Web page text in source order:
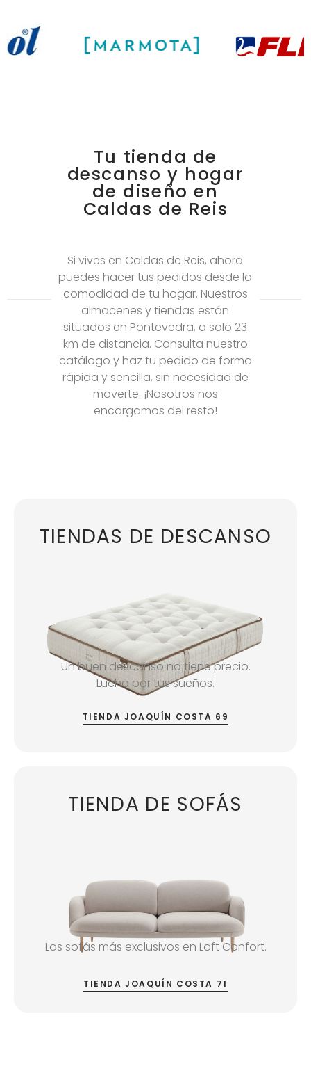
Tu tienda de
descanso y hogar
de diseño en
Caldas de Reis
Si vives en Caldas de Reis, ahora
puedes hacer tus pedidos desde la
comodidad de tu hogar. Nuestros
almacenes y tiendas están
situados en Pontevedra, a solo 23
km de distancia. Consulta nuestro
catálogo y haz tu pedido de forma
rápida y sencilla, sin necesidad de
moverte. ¡Nosotros nos
encargamos del resto!
TIENDAS DE DESCANSO
Un buen descanso no tiene precio.
Lucha por tus sueños.
TIENDA JOAQUÍN COSTA 69
TIENDA DE SOFÁS
Los sofás más exclusivos en Loft Confort.
TIENDA JOAQUÍN COSTA 71